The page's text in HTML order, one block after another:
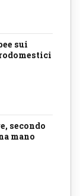
sui
secondo
mano